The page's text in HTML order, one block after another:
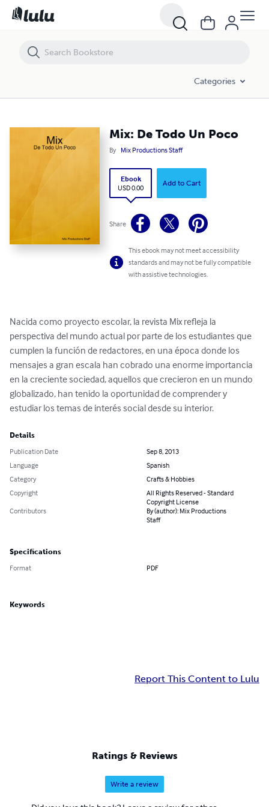
Categories
Mix: De Todo Un Poco
By Mix Productions Staff
Ebook
USD 0.00
Add to Cart
Share
This ebook may not meet accessibility
standards and may not be fully compatible
with assistive technologies.
Nacida como proyecto escolar, la revista Mix refleja la
perspectiva del mundo actual por parte de los estudiantes que
cumplen la función de redactores, en una época donde los
mensajes a gran escala han cobrado una enorme importancia
en la creciente sociedad, aquellos que crecieron en un mundo
globalizado, han tenido la oportunidad de comprender y
estudiar los temas de interés social desde su interior.
Details
Publication Date
Sep 8, 2013
Language
Spanish
Category
Crafts & Hobbies
Copyright
All Rights Reserved - Standard
Copyright License
Contributors
By (author): Mix Productions
Staff
Specifications
Format PDF
Keywords
Report This Content to Lulu
Ratings & Reviews
Write a review
Mix: De Todo Un Poco